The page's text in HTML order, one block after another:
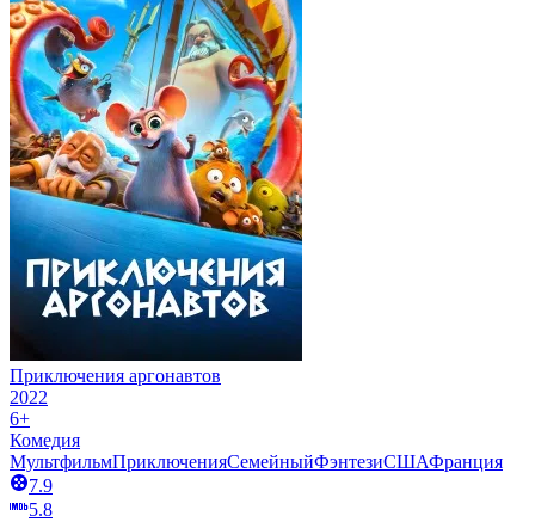
Приключения аргонавтов
2022
6+
Комедия
МультфильмПриключенияСемейныйФэнтезиСШАФранция
7.9
5.8